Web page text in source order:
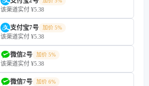
该渠道实付 ¥5.38
支付宝7号 加价 5%
该渠道实付 ¥5.38
微信2号 加价 5%
该渠道实付 ¥5.38
微信7号 加价 6%